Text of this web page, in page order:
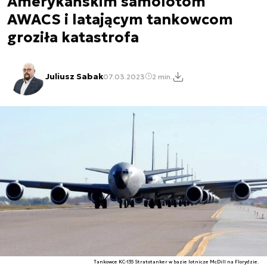
AWACS i latającym tankowcom
groziła katastrofa
Juliusz Sabak07.03.2023 2 min.
Tankowce KC-135 Stratotanker w bazie lotnicze McDill na Florydzie.